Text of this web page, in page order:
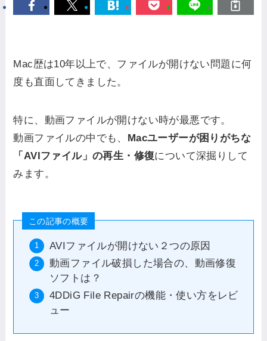
Mac歴は10年以上で、ファイルが開けない問題に何
度も直面してきました。
特に、動画ファイルが開けない時が最悪です。
動画ファイルの中でも、 Macユーザーが困りがちな
「AVIファイル」の再生・修復について深掘りして
みます。
この記事の概要
AVIファイルが開けない２つの原因
動画ファイル破損した場合の、動画修復
ソフトは？
4DDiG File Repairの機能・使い方をレビ
ュー